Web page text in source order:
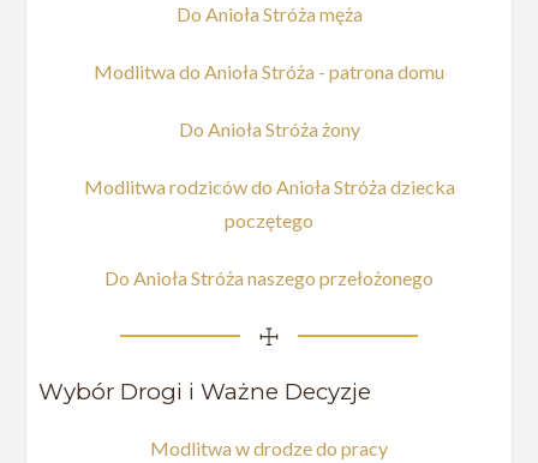
Do Anioła Stróża męża
Modlitwa do Anioła Stróża - patrona domu
Do Anioła Stróża żony
Modlitwa rodziców do Anioła Stróża dziecka
poczętego
Do Anioła Stróża naszego przełożonego
☩
Wybór Drogi i Ważne Decyzje
Modlitwa w drodze do pracy